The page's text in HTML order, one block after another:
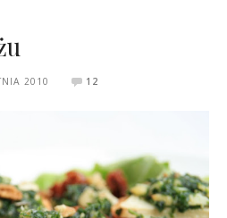
2010 12